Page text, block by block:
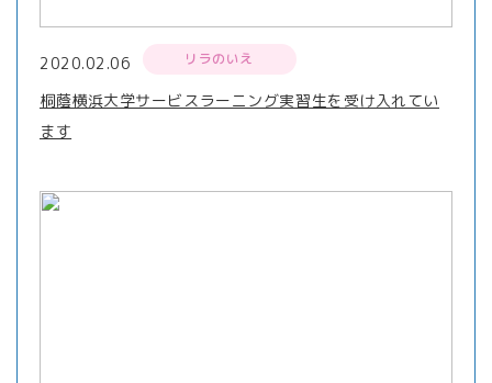
2020.02.06 リラのいえ
桐蔭横浜大学サービスラーニング実習生を受け入れてい
ます